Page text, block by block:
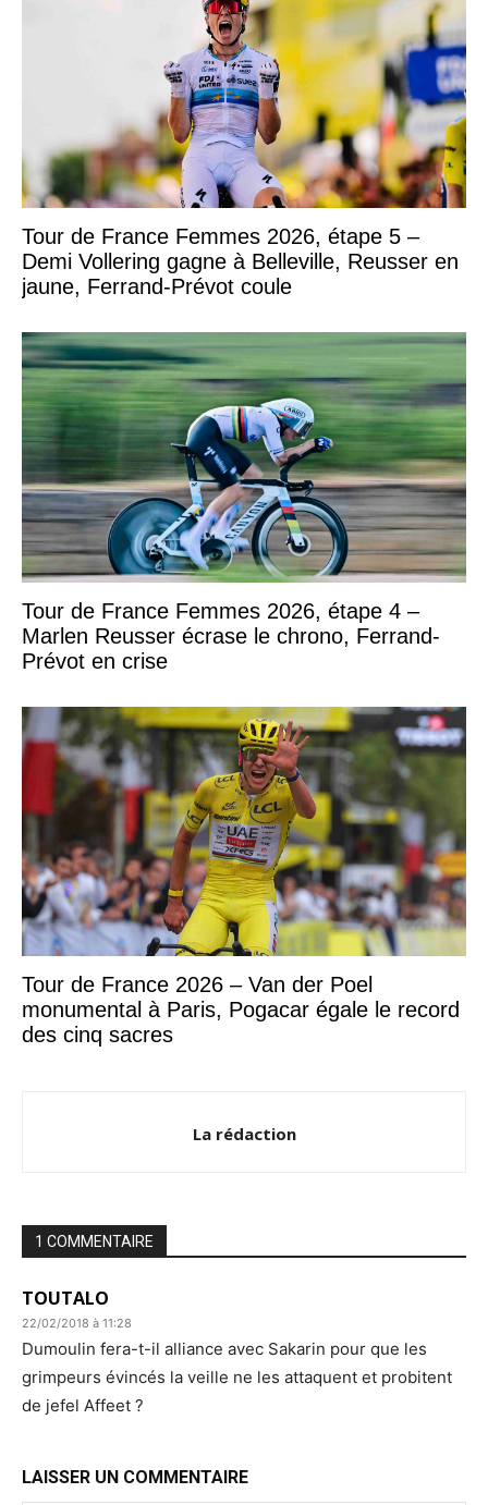
Tour de France Femmes 2026, étape 5 –
Demi Vollering gagne à Belleville, Reusser en
jaune, Ferrand-Prévot coule
Tour de France Femmes 2026, étape 4 –
Marlen Reusser écrase le chrono, Ferrand-
Prévot en crise
Tour de France 2026 – Van der Poel
monumental à Paris, Pogacar égale le record
des cinq sacres
La rédaction
1 COMMENTAIRE
TOUTALO
22/02/2018 à 11:28
Dumoulin fera-t-il alliance avec Sakarin pour que les
grimpeurs évincés la veille ne les attaquent et probitent
de jefel Affeet ?
LAISSER UN COMMENTAIRE